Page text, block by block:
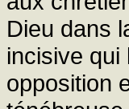
Dieu dans
incisive qui
opposition